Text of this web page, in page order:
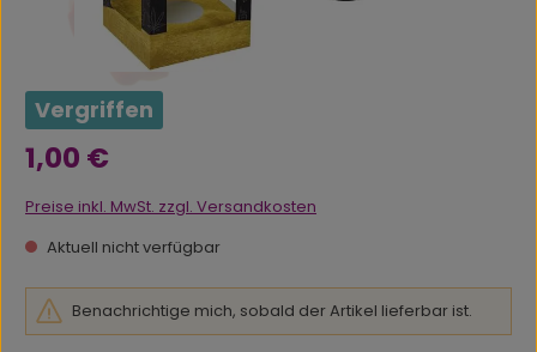
Vergriffen
Regulärer Preis:
1,00 €
Preise inkl. MwSt. zzgl. Versandkosten
Aktuell nicht verfügbar
Benachrichtige mich, sobald der Artikel lieferbar ist.